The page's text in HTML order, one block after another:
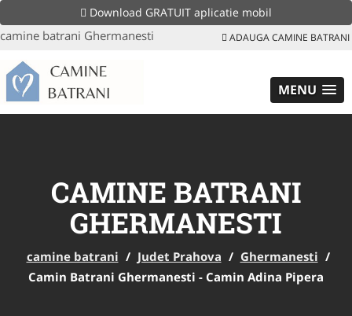
Download GRATUIT aplicatie mobil
camine batrani Ghermanesti ADAUGA CAMINE BATRANI
MENU
CAMINE BATRANI
GHERMANESTI
camine batrani / Judet Prahova / Ghermanesti /
Camin Batrani Ghermanesti - Camin Adina Pipera